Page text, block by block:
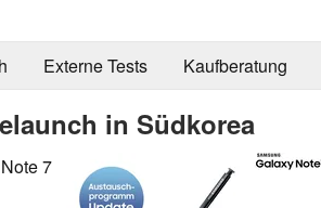
Externe Tests Kaufberatung
in Südkorea
7